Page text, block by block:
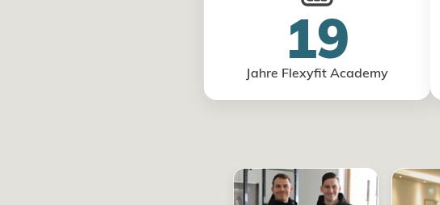
19
Jahre Flexyfit Academy